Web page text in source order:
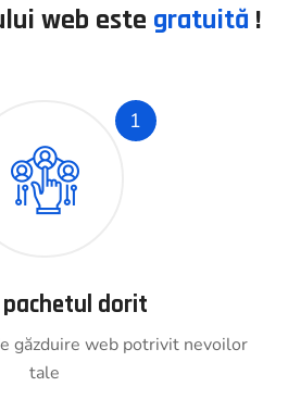
web este gratuită !
1
pachetul dorit
găzduire web potrivit nevoilor
tale